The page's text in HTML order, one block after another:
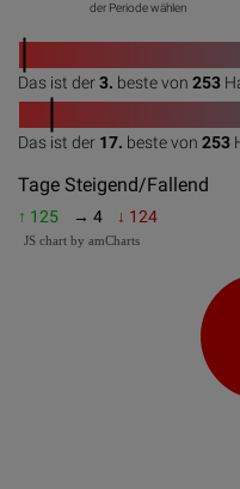
der Periode wählen
Das ist der3. beste von 253
Das ist der 17. beste von 253
Tage Steigend/Fallend
↑ 125 → 4 ↓ 124
JS chart by amCharts